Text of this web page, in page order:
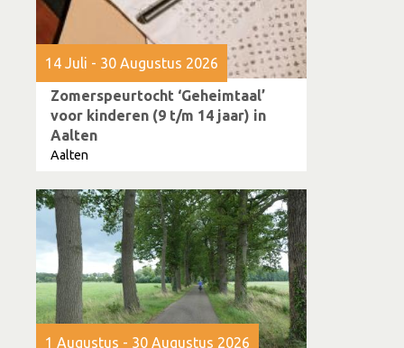
14 Juli - 30 Augustus 2026
Zomerspeurtocht ‘Geheimtaal’
voor kinderen (9 t/m 14 jaar) in
Aalten
Aalten
1 Augustus - 30 Augustus 2026